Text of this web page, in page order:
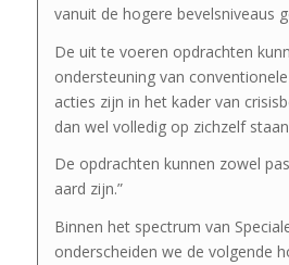
vanuit de hogere bevelsniveaus
De uit te voeren opdrachten
ondersteuning van
acties zijn in het kader van
dan wel volledig op zichzelf
De opdrachten kunnen zowel
aard zijn.”
Binnen het spectrum van
onderscheiden we de volgende